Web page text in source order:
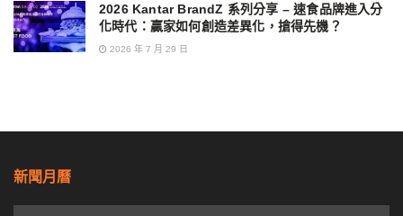
2026 Kantar BrandZ 系列分享 – 速食品牌進入分
化時代：贏家如何創造差異化，搶得先機？
2026 年 7 月 29 日
新聞月曆